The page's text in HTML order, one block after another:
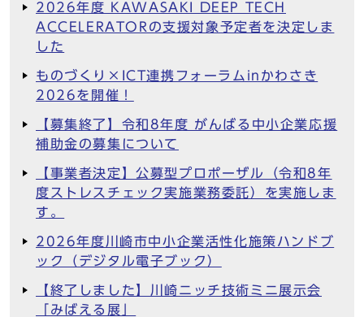
2026年度 KAWASAKI DEEP TECH
ACCELERATORの支援対象予定者を決定しま
した
ものづくり×ICT連携フォーラムinかわさき
2026を開催！
【募集終了】令和8年度 がんばる中小企業応援
補助金の募集について
【事業者決定】公募型プロポーザル（令和8年
度ストレスチェック実施業務委託）を実施しま
す。
2026年度川崎市中小企業活性化施策ハンドブ
ック（デジタル電子ブック）
【終了しました】川崎ニッチ技術ミニ展示会
「みばえる展」